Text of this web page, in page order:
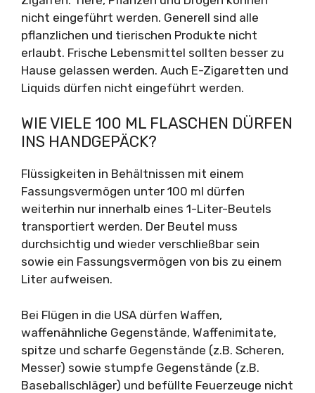
nicht eingeführt werden. Generell sind alle
pflanzlichen und tierischen Produkte nicht
erlaubt. Frische Lebensmittel sollten besser zu
Hause gelassen werden. Auch E-Zigaretten und
Liquids dürfen nicht eingeführt werden.
WIE VIELE 100 ML FLASCHEN DÜRFEN
INS HANDGEPÄCK?
Flüssigkeiten in Behältnissen mit einem
Fassungsvermögen unter 100 ml dürfen
weiterhin nur innerhalb eines 1-Liter-Beutels
transportiert werden. Der Beutel muss
durchsichtig und wieder verschließbar sein
sowie ein Fassungsvermögen von bis zu einem
Liter aufweisen.
Bei Flügen in die USA dürfen Waffen,
waffenähnliche Gegenstände, Waffenimitate,
spitze und scharfe Gegenstände (z.B. Scheren,
Messer) sowie stumpfe Gegenstände (z.B.
Baseballschläger) und befüllte Feuerzeuge nicht